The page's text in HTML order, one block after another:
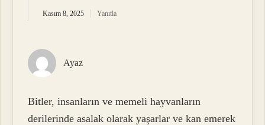
Kasım 8, 2025 Yanıtla
Ayaz
Bitler, insanların ve memeli hayvanların
derilerinde asalak olarak yaşarlar ve kan emerek